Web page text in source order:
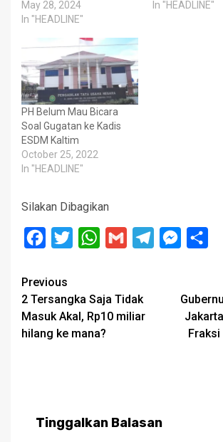
May 28, 2024
In "HEADLINE"
In "HEADLINE"
PH Belum Mau Bicara
Soal Gugatan ke Kadis
ESDM Kaltim
October 25, 2022
In "HEADLINE"
Silakan Dibagikan
Facebook
Twitter WhatsApp
Gmail Telegram
Post
navigation
Previous
2 Tersangka Saja Tidak
Masuk Akal, Rp10 miliar
hilang ke mana?
Fraksi
Tinggalkan Balasan